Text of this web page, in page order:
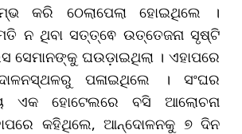
କରି ଠେଲାପେଲା ହୋଇଥିଲେ ।
ନ ଥିବା ସତ୍ତ୍ଵେ ଉତ୍ତେଜନା ସୃଷ୍ଟି
ସେମାନଙ୍କୁ ଘଉଡ଼ାଇଥିଲା । ଏହାପରେ
ପଳାଇଥିଲେ । ସଂଘର
ଏକ ହୋଟେଲରେ ବସି ଆଲୋଚନା
କହିଥିଲେ, ଆନ୍ଦୋଳନକୁ ୭ ଦିନ